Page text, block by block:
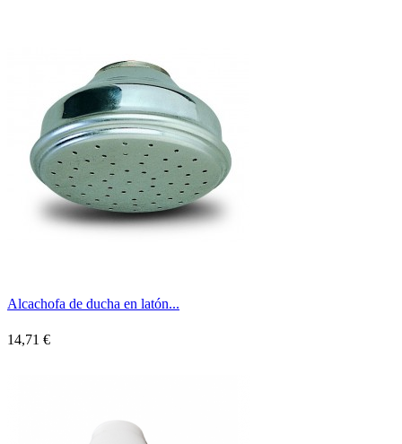
Alcachofa de ducha en latón...
14,71 €